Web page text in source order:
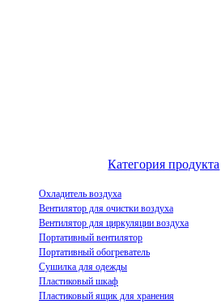
Категория продукта
Охладитель воздуха
Вентилятор для очистки воздуха
Вентилятор для циркуляции воздуха
Портативный вентилятор
Портативный обогреватель
Сушилка для одежды
Пластиковый шкаф
Пластиковый ящик для хранения